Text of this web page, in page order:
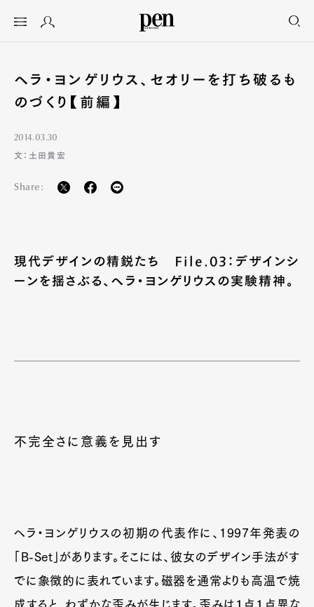
ヘラ・ヨンゲリウス、セオリーを打ち破るも
のづくり【前編】
2014.03.30
文：土田貴宏
Share:
現代デザインの精鋭たち File.03：デザインシ
ーンを揺さぶる、ヘラ・ヨンゲリウスの実験精神。
不完全さに意義を見出す
ヘラ・ヨンゲリウスの初期の代表作に、1997年発表の
「B-Set」があります。そこには、彼女のデザイン手法がす
でに象徴的に表れています。磁器を通常よりも高温で焼
成すると、わずかな歪みが生じます。歪みは１点１点異な